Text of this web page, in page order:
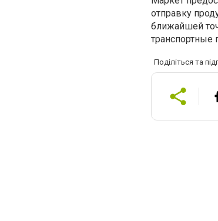
отправку
ближайшей
транспортные
Поділіться та